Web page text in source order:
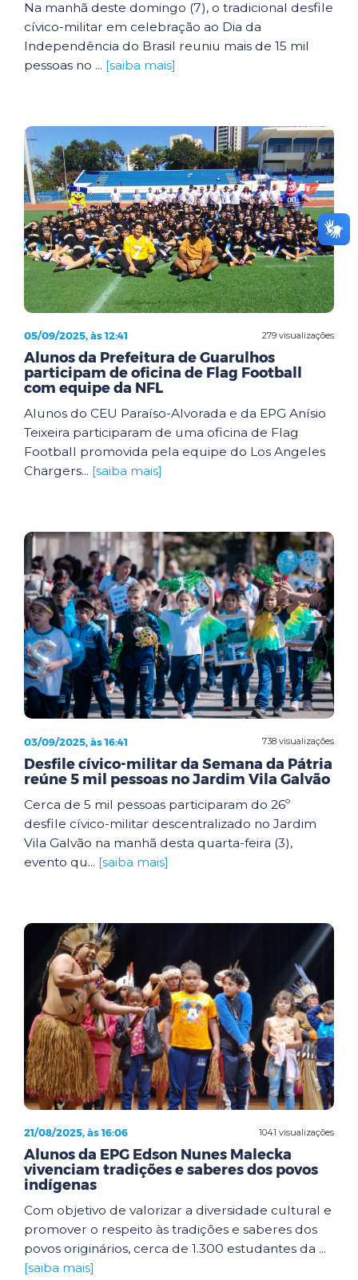
Na manhã deste domingo (7), o tradicional desfile
cívico-militar em celebração ao Dia da
Independência do Brasil reuniu mais de 15 mil
pessoas no ... [saiba mais]
279 visualizações
05/09/2025, às 12:41
Alunos da Prefeitura de Guarulhos
participam de oficina de Flag Football
com equipe da NFL
Alunos do CEU Paraíso-Alvorada e da EPG Anísio
Teixeira participaram de uma oficina de Flag
Football promovida pela equipe do Los Angeles
Chargers... [saiba mais]
738 visualizações
03/09/2025, às 16:41
Desfile cívico-militar da Semana da Pátria
reúne 5 mil pessoas no Jardim Vila Galvão
Cerca de 5 mil pessoas participaram do 26º
desfile cívico-militar descentralizado no Jardim
Vila Galvão na manhã desta quarta-feira (3),
evento qu... [saiba mais]
1041 visualizações
21/08/2025, às 16:06
Alunos da EPG Edson Nunes Malecka
vivenciam tradições e saberes dos povos
indígenas
Com objetivo de valorizar a diversidade cultural e
promover o respeito às tradições e saberes dos
povos originários, cerca de 1.300 estudantes da ...
[saiba mais]